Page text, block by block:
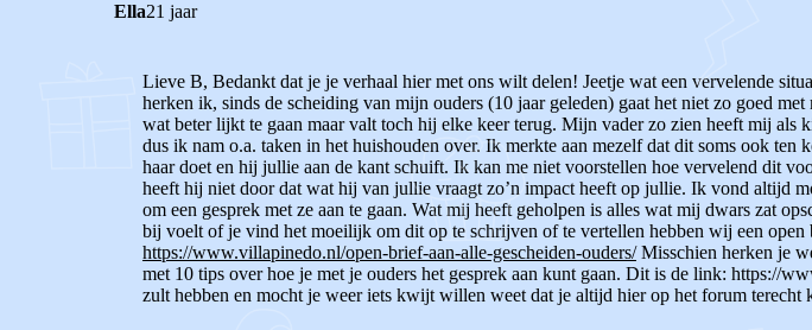
Ella21 jaar
Lieve B, Bedankt dat je je verhaal hier met ons wilt delen! Jeetje wat een vervelende
herken ik, sinds de scheiding van mijn ouders (10 jaar geleden) gaat het niet zo goed
wat beter lijkt te gaan maar valt toch hij elke keer terug. Mijn vader zo zien heeft mij
dus ik nam o.a. taken in het huishouden over. Ik merkte aan mezelf dat dit soms ook ten
haar doet en hij jullie aan de kant schuift. Ik kan me niet voorstellen hoe vervelend dit
heeft hij niet door dat wat hij van jullie vraagt zo’n impact heeft op jullie. Ik vond altijd
om een gesprek met ze aan te gaan. Wat mij heeft geholpen is alles wat mij dwars zat
bij voelt of je vind het moeilijk om dit op te schrijven of te vertellen hebben wij een
https://www.villapinedo.nl/open-brief-aan-alle-gescheiden-ouders/Misschien herken je
met 10 tips over hoe je met je ouders het gesprek aan kunt gaan. Dit is de link: https://
zult hebben en mocht je weer iets kwijt willen weet dat je altijd hier op het forum terecht